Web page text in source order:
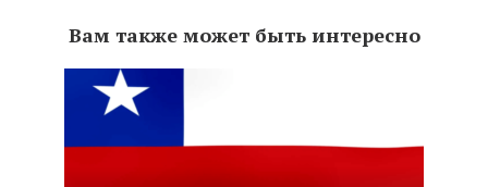
Вам также может быть интересно